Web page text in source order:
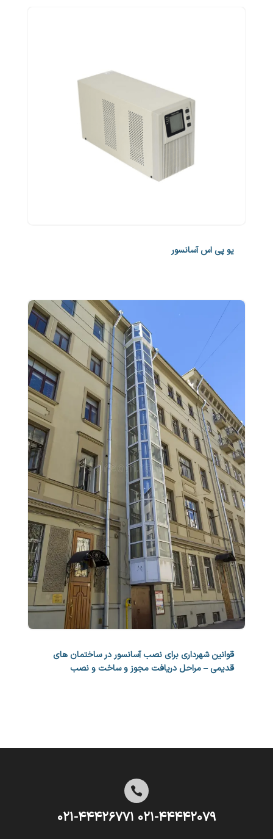
یو پی اس آسانسور
قوانین شهرداری برای نصب آسانسور در ساختمان های
قدیمی – مراحل دریافت مجوز و ساخت و نصب

۰۲۱-۴۴۴۴۲۰۷۹ ۰۲۱-۴۴۴۲۶۷۷۱